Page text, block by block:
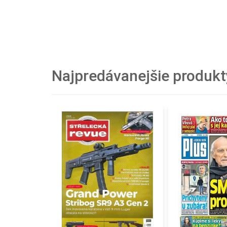
Najpredávanejšie